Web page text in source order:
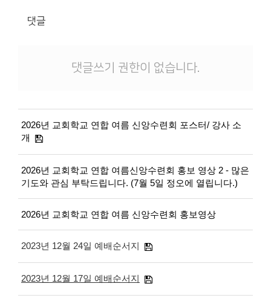
댓글
댓글쓰기 권한이 없습니다.
2026년 교회학교 연합 여름 신앙수련회 포스터/ 강사 소
개
2026년 교회학교 연합 여름신앙수련회 홍보 영상 2 - 많은
기도와 관심 부탁드립니다. (7월 5일 정오에 열립니다.)
2026년 교회학교 연합 여름 신앙수련회 홍보영상
2023년 12월 24일 예배순서지
2023년 12월 17일 예배순서지